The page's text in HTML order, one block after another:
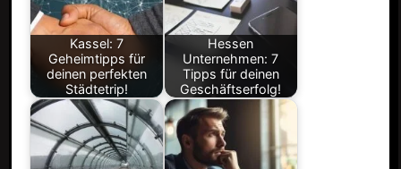
Kassel: 7
Geheimtipps für
deinen perfekten
Städtetrip!
Hessen
Unternehmen: 7
Tipps für deinen
Geschäftserfolg!